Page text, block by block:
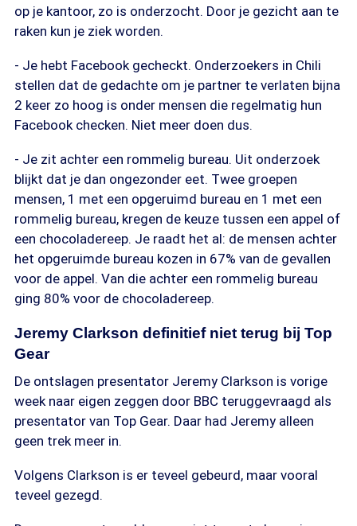
op je kantoor, zo is onderzocht. Door je gezicht aan te
raken kun je ziek worden.
- Je hebt Facebook gecheckt. Onderzoekers in Chili
stellen dat de gedachte om je partner te verlaten bijna
2 keer zo hoog is onder mensen die regelmatig hun
Facebook checken. Niet meer doen dus.
- Je zit achter een rommelig bureau. Uit onderzoek
blijkt dat je dan ongezonder eet. Twee groepen
mensen, 1 met een opgeruimd bureau en 1 met een
rommelig bureau, kregen de keuze tussen een appel of
een chocoladereep. Je raadt het al: de mensen achter
het opgeruimde bureau kozen in 67% van de gevallen
voor de appel. Van die achter een rommelig bureau
ging 80% voor de chocoladereep.
Jeremy Clarkson definitief niet terug bij Top
Gear
De ontslagen presentator Jeremy Clarkson is vorige
week naar eigen zeggen door BBC teruggevraagd als
presentator van Top Gear. Daar had Jeremy alleen
geen trek meer in.
Volgens Clarkson is er teveel gebeurd, maar vooral
teveel gezegd.